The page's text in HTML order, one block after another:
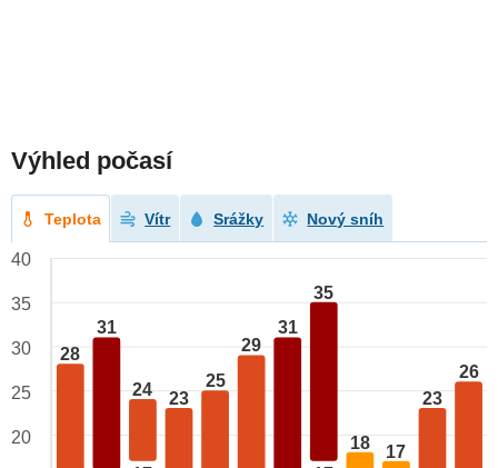
Výhled počasí
Teplota Vítr Srážky Nový sníh
28
31
24 23
25
29
31
35
18 17
23
26
40
35
30
25
20